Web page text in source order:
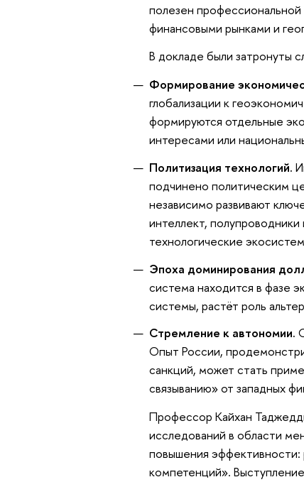
полезен
финансовыми рынками и
В докладе были затронуты
Формирование
глобализации к
формируются отдельные
интересами или
Политизация технологий.
подчинено политическим
независимо развивают
интеллект, полупроводники
технологические
Эпоха доминирования
система находится в фазе
системы, растёт роль
Стремление к автономии.
Опыт России,
санкций, может стать
связыванию» от западных
Профессор Кайхан
исследований в области
повышения эффективности:
компетенций».